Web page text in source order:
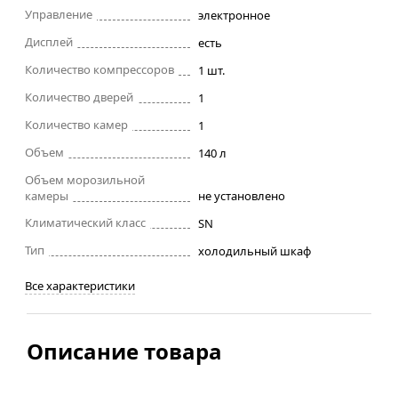
Управление
электронное
Дисплей
есть
Количество компрессоров
1 шт.
Количество дверей
1
Количество камер
1
Объем
140 л
Объем морозильной
камеры
не установлено
Климатический класс
SN
Тип
холодильный шкаф
Все характеристики
Описание товара
Шуруповерты и электроотвертки
Электрорубанки
Инверторы